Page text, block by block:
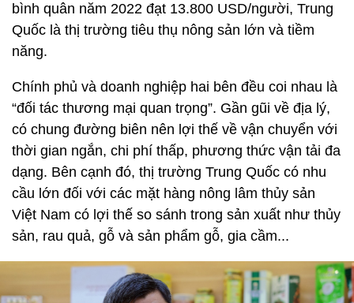
bình quân năm 2022 đạt 13.800 USD/người, Trung
Quốc là thị trường tiêu thụ nông sản lớn và tiềm
năng.
Chính phủ và doanh nghiệp hai bên đều coi nhau là
“đối tác thương mại quan trọng”. Gần gũi về địa lý,
có chung đường biên nên lợi thế về vận chuyển với
thời gian ngắn, chi phí thấp, phương thức vận tải đa
dạng. Bên cạnh đó, thị trường Trung Quốc có nhu
cầu lớn đối với các mặt hàng nông lâm thủy sản
Việt Nam có lợi thế so sánh trong sản xuất như thủy
sản, rau quả, gỗ và sản phẩm gỗ, gia cầm...